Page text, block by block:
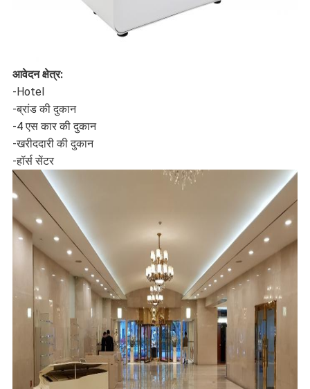
आवेदन क्षेत्र:
-Hotel
-ब्रांड की दुकान
-4 एस कार की दुकान
-खरीददारी की दुकान
-हॉर्स सेंटर